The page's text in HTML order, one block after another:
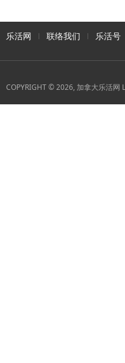
乐活网 联络我们 乐活号
COPYRIGHT © 2026, 加拿大乐活网